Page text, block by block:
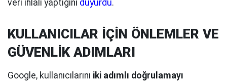
veri ihlali yaptığını duyurdu.
KULLANICILAR İÇİN ÖNLEMLER VE
GÜVENLİK ADIMLARI
Google, kullanıcılarını iki adımlı doğrulamayı